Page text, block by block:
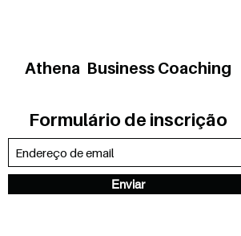
Athena Business Coaching
Formulário de inscrição
Enviar